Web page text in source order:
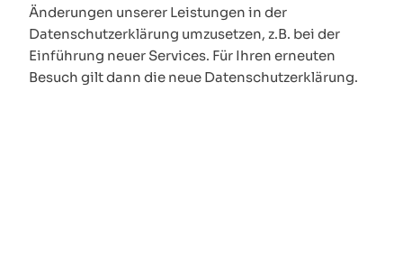
Änderungen unserer Leistungen in der
Datenschutzerklärung umzusetzen, z.B. bei der
Einführung neuer Services. Für Ihren erneuten
Besuch gilt dann die neue Datenschutzerklärung.